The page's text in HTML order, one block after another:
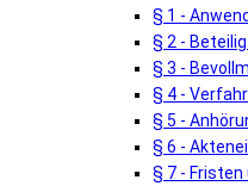
§ 1 -
§ 2 -
§ 3 -
§ 4 -
§ 5 -
§ 6 -
§ 7 - Fristen